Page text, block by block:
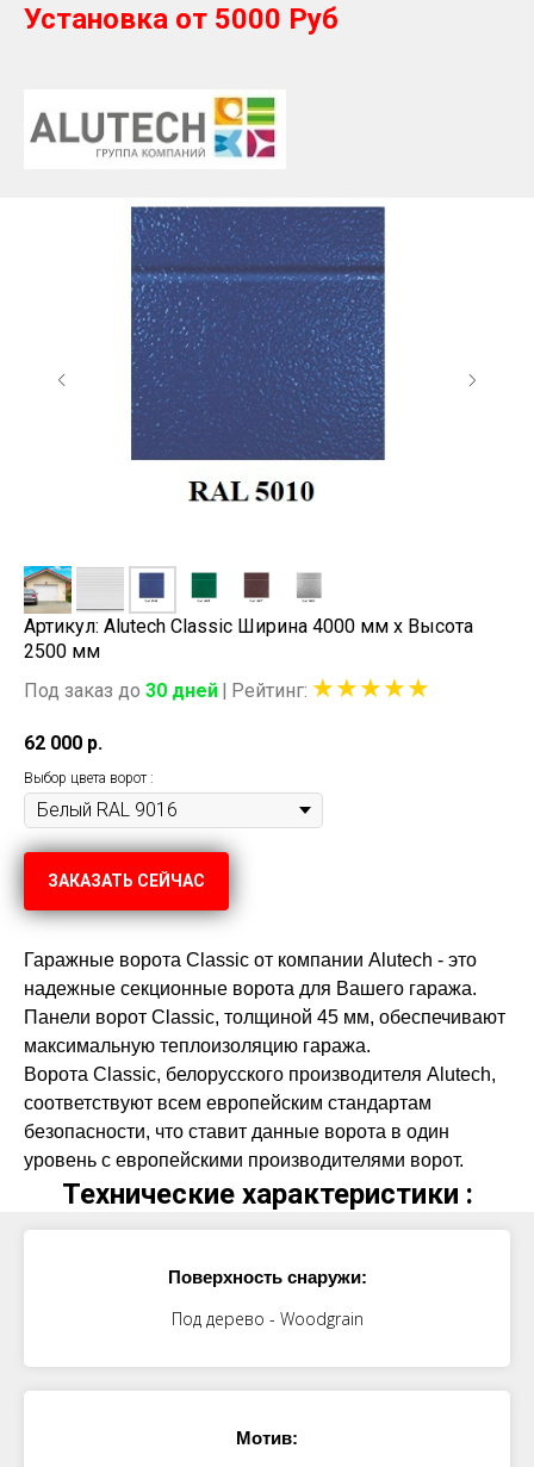
Установка от 5000 Руб
Артикул: Alutech Classic Ширина 4000 мм x Высота
2500 мм
Под заказ до 30 дней | Рейтинг: ★★★★★
62 000 р.
Выбор цвета ворот :
ЗАКАЗАТЬ СЕЙЧАС
Гаражные ворота Classic от компании Alutech - это
надежные секционные ворота для Вашего гаража.
Панели ворот Classic, толщиной 45 мм, обеспечивают
максимальную теплоизоляцию гаража.
Ворота Classic, белорусского производителя Alutech,
соответствуют всем европейским стандартам
безопасности, что ставит данные ворота в один
уровень с европейскими производителями ворот.
Технические характеристики :
Поверхность снаружи:
Под дерево - Woodgrain
Мотив: